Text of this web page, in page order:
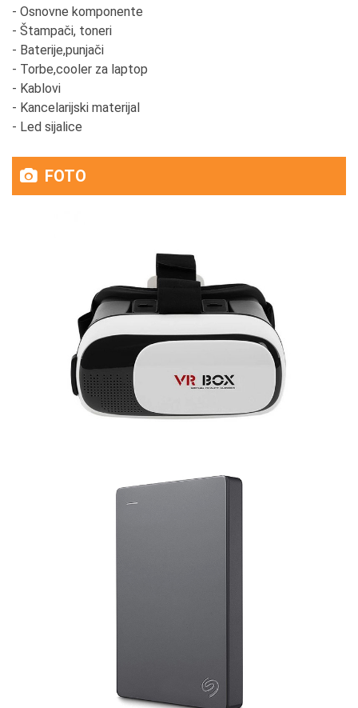
- Osnovne komponente
- Štampači, toneri
- Baterije,punjači
- Torbe,cooler za laptop
- Kablovi
- Kancelarijski materijal
- Led sijalice
FOTO